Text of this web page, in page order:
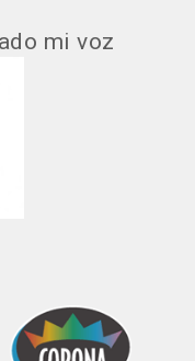
mi voz